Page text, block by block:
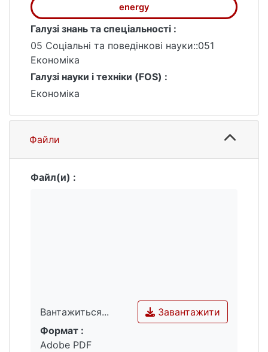
energy
Галузі знань та спеціальності :
05 Соціальні та поведінкові науки::051
Економіка
Галузі науки і техніки (FOS) :
Економіка
Файли
Файл(и) :
Вантажиться...
Вантажиться...
Завантажити
Формат :
Adobe PDF